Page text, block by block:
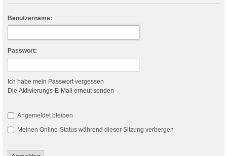
Benutzername:
Passwort:
Ich habe mein Passwort vergessen
Die Aktivierungs-E-Mail erneut senden
Angemeldet bleiben
Meinen Online-Status während dieser Sitzung verbergen